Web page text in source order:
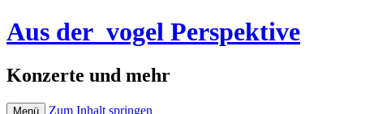
Aus der_vogel Perspektive
Konzerte und mehr
Menü Zum Inhalt springen